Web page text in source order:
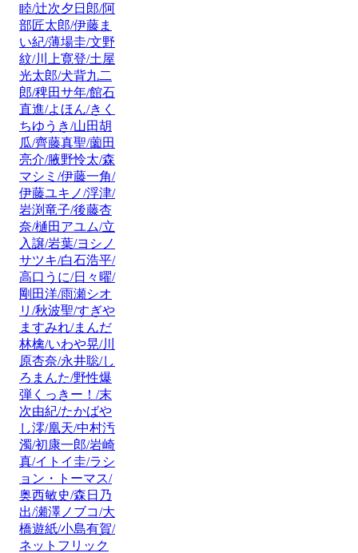
睦/辻次夕日郎/阿
部匠太郎/伊藤ま
い紀/薄場圭/文野
紋/川上寛登/土屋
光太郎/犬背九二
郎/稗田サ年/館石
直進/よほん/きく
ちゆうき/山田胡
瓜/齊藤真聖/薗田
亮介/腋野怜太/森
マシミ/伊藤一角/
伊藤ユキノ/浮津/
岩渕竜子/後藤杏
奈/樋田アユム/立
入譲/岩葉/ヨシノ
サツキ/白石浩平/
高口うに/日々曜/
剛田洋/雨瀬シオ
リ/秋波聖/すぎや
ますみれ/まんだ
林檎/いわや晃/川
原杏奈/永井聡/し
ろまんた/野性爆
弾くっきー！/末
次由紀/たかばや
し澪/凰天/中村汚
濁/初康一郎/岩崎
真/イトイ圭/ラシ
ョン・トーマス/
奥西敏史/森日乃
出/瀬澤ノブコ/大
橋遊紙/小島有賀/
ネットフリック